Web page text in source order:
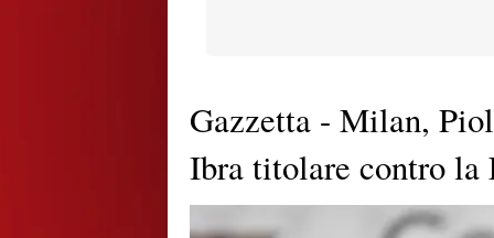
Gazzetta - Milan,
Ibra titolare contro la